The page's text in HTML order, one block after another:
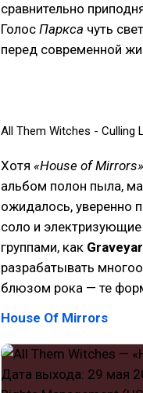
сравнительно
Голос Паркса чуть
перед современной
All Them Witches - Culling
Хотя «House of Mirrors»
альбом полон пыла,
ожидалось, уверенно
соло и
группами, как
разрабатывать
блюзом рока — те
House Of Mirrors